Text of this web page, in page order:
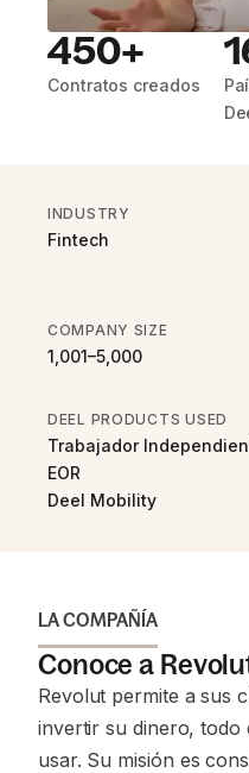
450+
Contratos creados
INDUSTRY
Fintech
COMPANY SIZE
1,001–5,000
DEEL PRODUCTS USED
Trabajador
EOR
Deel Mobility
LA COMPAÑÍA
Conoce a
Revolut permite a sus
invertir su dinero, todo
usar. Su misión es